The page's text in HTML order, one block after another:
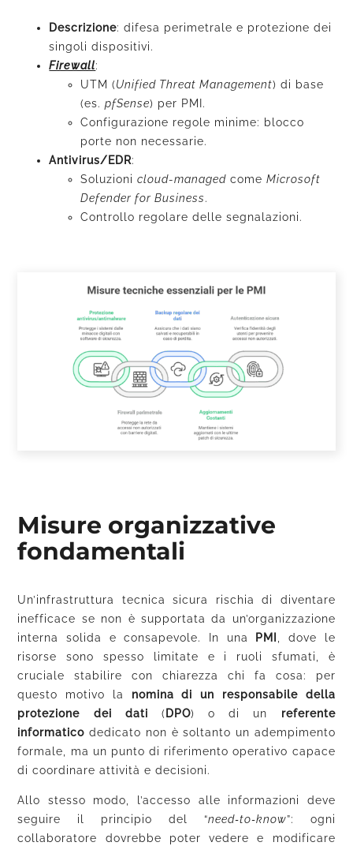
Descrizione: difesa perimetrale e protezione dei
singoli dispositivi.
Firewall:
UTM (Unified Threat Management) di base
(es.pfSense) per PMI.
Configurazione regole minime: blocco
porte non necessarie.
Antivirus/EDR:
Soluzionicloud-managed comeMicrosoft
Defender for Business.
Controllo regolare delle segnalazioni.
Misure organizzative
fondamentali
Un’infrastruttura tecnica sicura rischia di diventare
inefficace se non è supportata da un’organizzazione
interna solida e consapevole. In una
PMI
, dove le
risorse sono spesso limitate e i ruoli sfumati, è
cruciale stabilire con chiarezza chi fa cosa: per
questo motivo la nomina di un responsabile della
protezione dei dati ( DPO) o di un referente
informatico dedicato non è soltanto un adempimento
formale, ma un punto di riferimento operativo capace
di coordinare attività e decisioni.
Allo stesso modo, l’accesso alle informazioni deve
seguire il principio del “need‑to‑know”: ogni
collaboratore dovrebbe poter vedere e modificare